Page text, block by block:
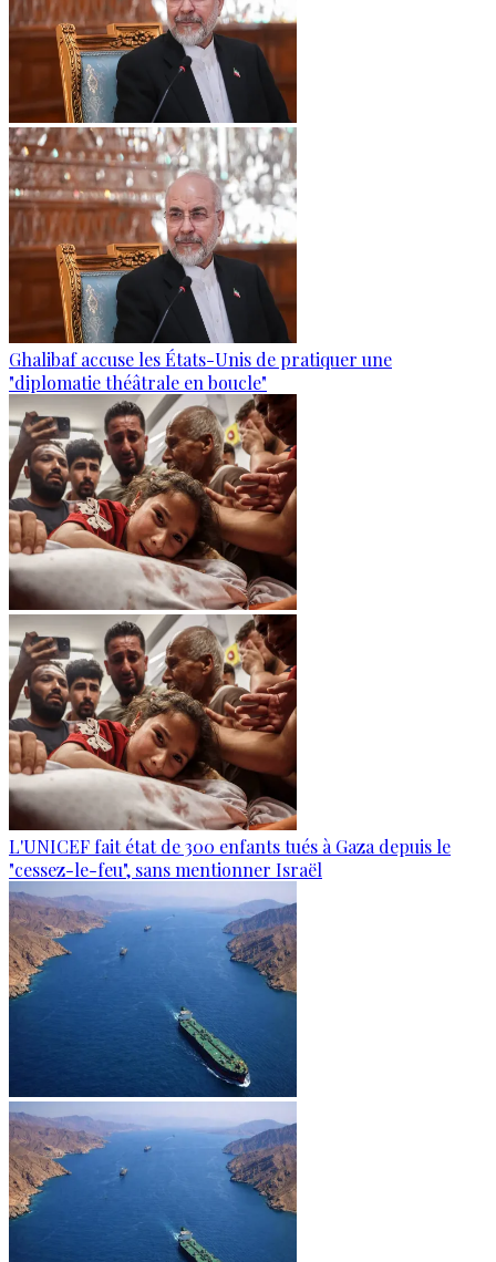
Ghalibaf accuse les États-Unis de pratiquer une
"diplomatie théâtrale en boucle"
L'UNICEF fait état de 300 enfants tués à Gaza depuis le
"cessez-le-feu", sans mentionner Israël